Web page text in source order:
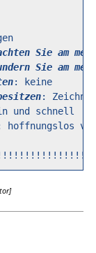
: Lügen
Sie am
Sie am
: keine